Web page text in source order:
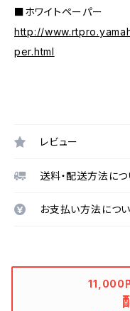
■ホワイトペーパー
http://
per.html
レビュー
送料・配送方法につ
お支払い方法につ
11,000